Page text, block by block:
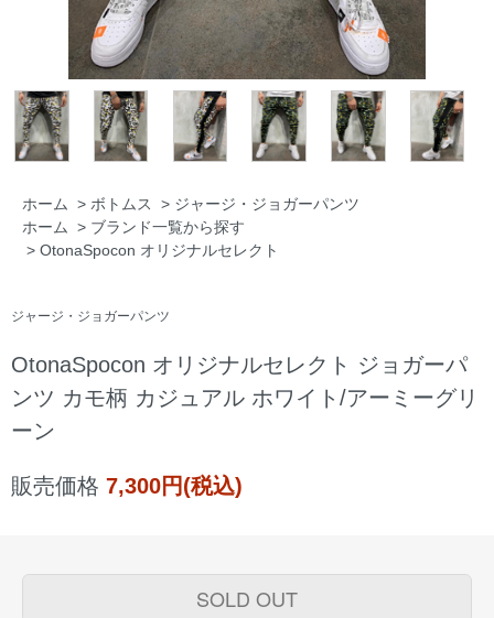
ホーム > ボトムス > ジャージ・ジョガーパンツ
ホーム > ブランド一覧から探す
> OtonaSpocon オリジナルセレクト
ジャージ・ジョガーパンツ
OtonaSpocon オリジナルセレクト ジョガーパ
ンツ カモ柄 カジュアル ホワイト/アーミーグリ
ーン
販売価格 7,300円(税込)
SOLD OUT